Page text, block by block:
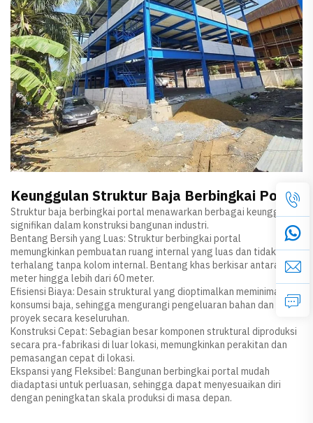
Keunggulan Struktur Baja Berbingkai Portal
Struktur baja berbingkai portal menawarkan berbagai keunggulan
signifikan dalam konstruksi bangunan industri.
Bentang Bersih yang Luas: Struktur berbingkai portal
memungkinkan pembuatan ruang internal yang luas dan tidak
terhalang tanpa kolom internal. Bentang khas berkisar antara 20
meter hingga lebih dari 60 meter.
Efisiensi Biaya: Desain struktural yang dioptimalkan meminimalkan
konsumsi baja, sehingga mengurangi pengeluaran bahan dan biaya
proyek secara keseluruhan.
Konstruksi Cepat: Sebagian besar komponen struktural diproduksi
secara pra-fabrikasi di luar lokasi, memungkinkan perakitan dan
pemasangan cepat di lokasi.
Ekspansi yang Fleksibel: Bangunan berbingkai portal mudah
diadaptasi untuk perluasan, sehingga dapat menyesuaikan diri
dengan peningkatan skala produksi di masa depan.